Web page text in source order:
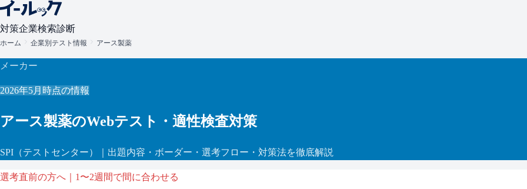
対策企業検索診断
ホーム 企業別テスト情報 アース製薬
メーカー
2026年5月 時点の情報
アース製薬のWebテスト・適性検査対策
SPI （テストセンター） ｜出題内容・ボーダー・選考フロー・対策法を徹底解説
選考直前の方へ｜1〜2週間で間に合わせる